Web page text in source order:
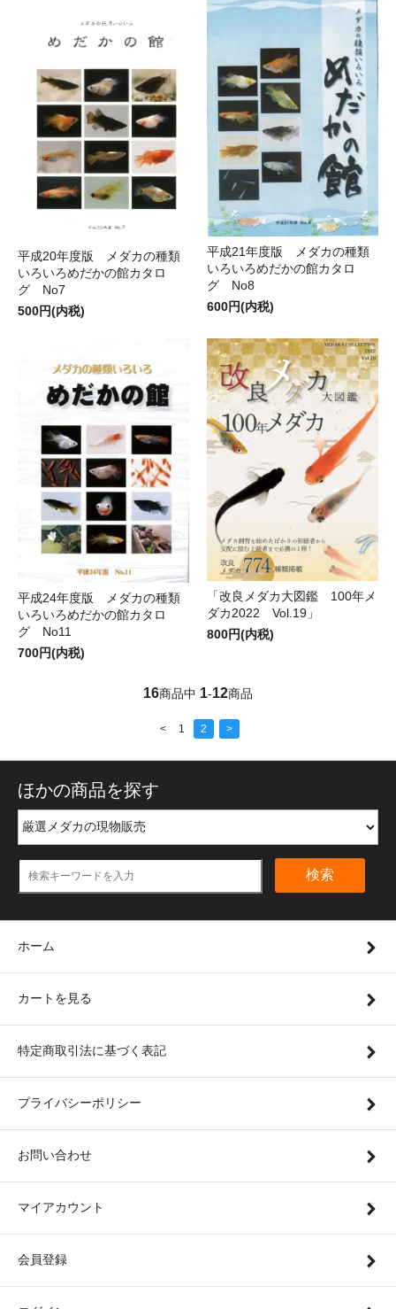
平成20年度版 メダカの種類
いろいろめだかの館カタロ
グ No7
500円(内税)
平成21年度版 メダカの種類
いろいろめだかの館カタロ
グ No8
600円(内税)
平成24年度版 メダカの種類
いろいろめだかの館カタロ
グ No11
700円(内税)
「改良メダカ大図鑑 100年メ
ダカ2022 Vol.19」
800円(内税)
16商品中 1-12商品
< 1 2 >
ほかの商品を探す
検索
ホーム
カートを見る
特定商取引法に基づく表記
プライバシーポリシー
お問い合わせ
マイアカウント
会員登録